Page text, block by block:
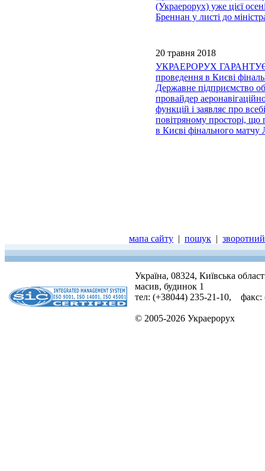
(Украерорух) уже цієї
Бреннан у листі до
20 травня 2018
УКРАЕРОРУХ
проведення в Києві
Державне підприємство
провайдер
функцій і заявляє про
повітряному просторі, що
в Києві фінального
мапа сайту | пошук |
Україна, 08324, Київська
масив, будинок 1
тел: (+38044) 235-21-10, факс:
© 2005-2026 Украерорух